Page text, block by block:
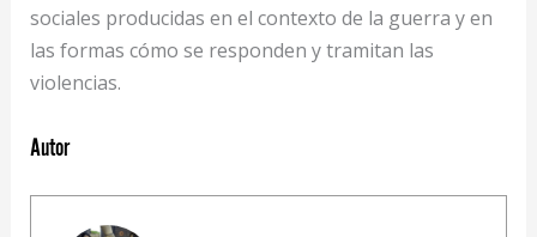
sociales producidas en el contexto de la guerra y en
las formas cómo se responden y tramitan las
violencias.
Autor